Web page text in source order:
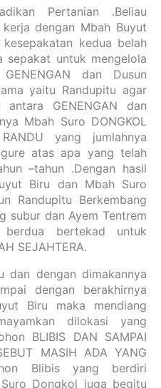
Pertanian .Beliau
dengan Mbah Buyut
kedua belah
sepakat untuk mengelola
dan Dusun
yaitu Randupitu agar
GENENGAN dan
Mbah Suro DONGKOL
yang jumlahnya
atas apa yang telah
–tahun .Dengan hasil
Biru dan Mbah Suro
Randupitu Berkembang
subur dan Ayem Tentrem
bertekad untuk
SEJAHTERA.
dan dengan dimakannya
dengan berakhirnya
Biru maka mendiang
dilokasi yang
BLIBIS DAN SAMPAI
MASIH ADA YANG
Blibis yang berdiri
Dongkol juga begitu